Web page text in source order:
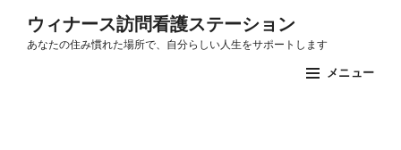
ウィナース訪問看護ステーション
あなたの住み慣れた場所で、自分らしい人生をサポートします
メニュー